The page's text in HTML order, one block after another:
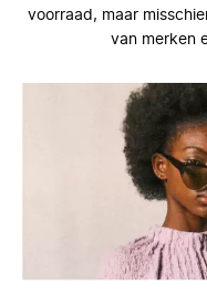
voorraad, maar
van merken